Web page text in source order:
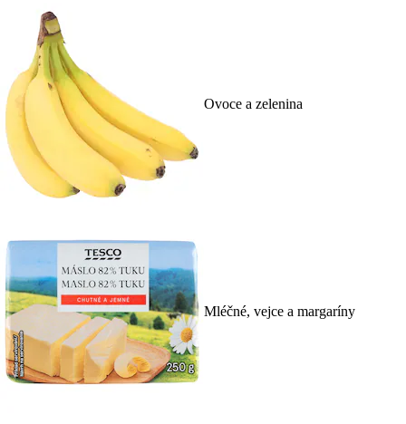
Ovoce a zelenina
Mléčné, vejce a margaríny